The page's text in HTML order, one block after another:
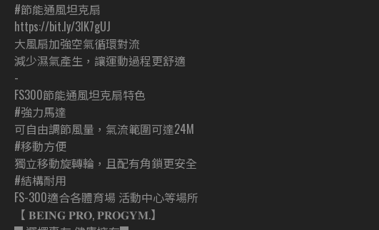
#節能通風坦克扇
https://bit.ly/3lK7gUJ
大風扇加強空氣循環對流
減少濕氣產生，讓運動過程更舒適
-
FS300節能通風坦克扇特色
#強力馬達
可自由調節風量，氣流範圍可達24M
#移動方便
獨立移動旋轉輪，且配有角鎖更安全
#結構耐用
FS-300適合各體育場 活動中心等場所
【 𝐁𝐄𝐈𝐍𝐆 𝐏𝐑𝐎, 𝐏𝐑𝐎𝐆𝐘𝐌.】